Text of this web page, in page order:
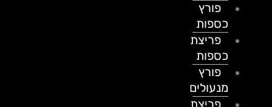
פורץ
כספות
פריצת
כספות
פורץ
מנעולים
פריצת